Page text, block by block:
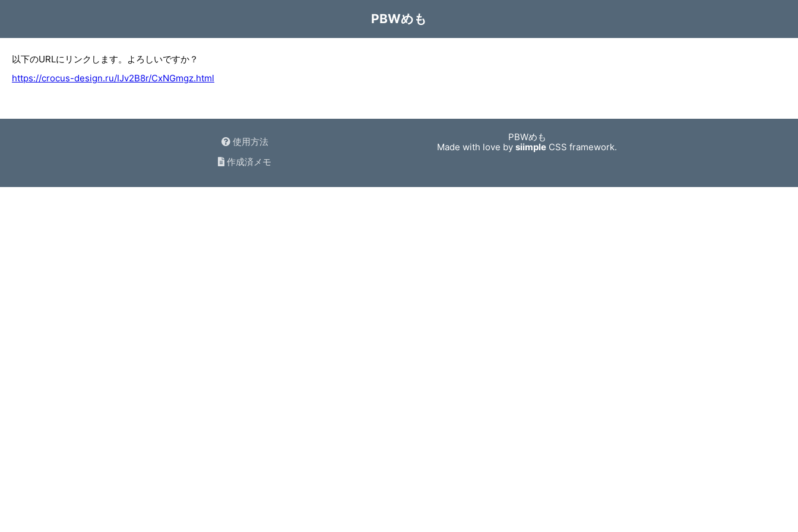
PBWめも
以下のURLにリンクします。よろしいですか？
https://crocus-design.ru/IJv2B8r/CxNGmgz.html
使用方法
作成済メモ
PBWめも
Made with love bysiimple CSS framework.